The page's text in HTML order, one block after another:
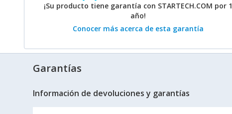
¡Su producto tiene garantía con STARTECH.COM por 1
año!
Conocer más acerca de esta garantía
Garantías
Información de devoluciones y garantías